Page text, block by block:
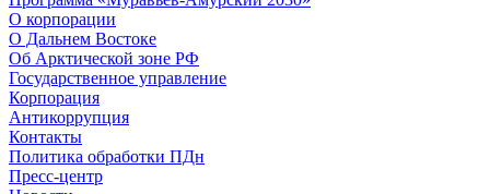
О корпорации
О Дальнем Востоке
Об Арктической зоне РФ
Государственное управление
Корпорация
Антикоррупция
Контакты
Политика обработки ПДн
Пресс-центр